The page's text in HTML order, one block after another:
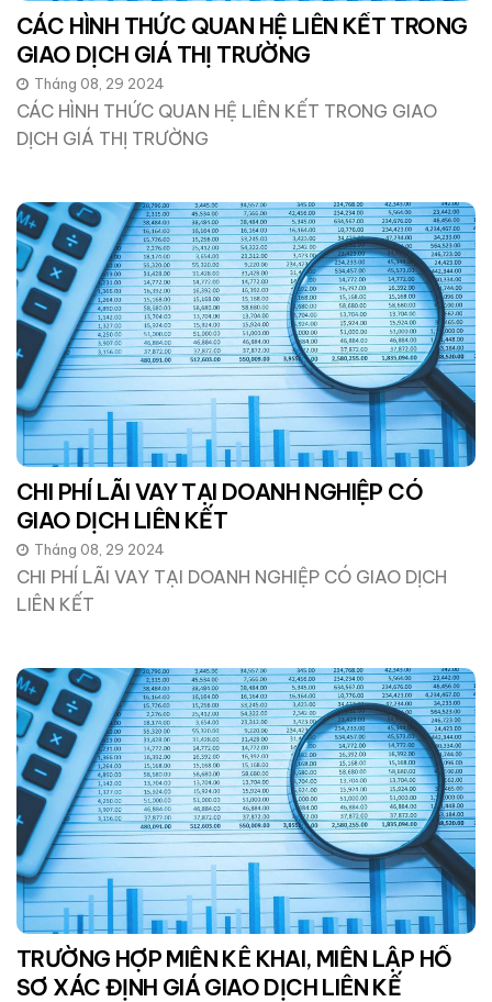
CÁC HÌNH THỨC QUAN HỆ LIÊN KẾT TRONG
GIAO DỊCH GIÁ THỊ TRƯỜNG
Tháng 08, 29 2024
CÁC HÌNH THỨC QUAN HỆ LIÊN KẾT TRONG GIAO
DỊCH GIÁ THỊ TRƯỜNG
CHI PHÍ LÃI VAY TẠI DOANH NGHIỆP CÓ
GIAO DỊCH LIÊN KẾT
Tháng 08, 29 2024
CHI PHÍ LÃI VAY TẠI DOANH NGHIỆP CÓ GIAO DỊCH
LIÊN KẾT
TRƯỜNG HỢP MIỄN KÊ KHAI, MIỄN LẬP HỒ
SƠ XÁC ĐỊNH GIÁ GIAO DỊCH LIÊN KẾ